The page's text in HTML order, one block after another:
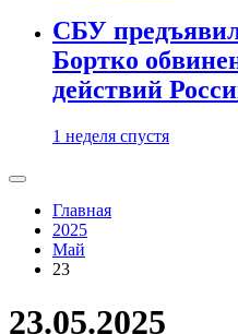
СБУ
Бортко
действий
1 неделя спустя
Главная
2025
Май
23
23.05.2025